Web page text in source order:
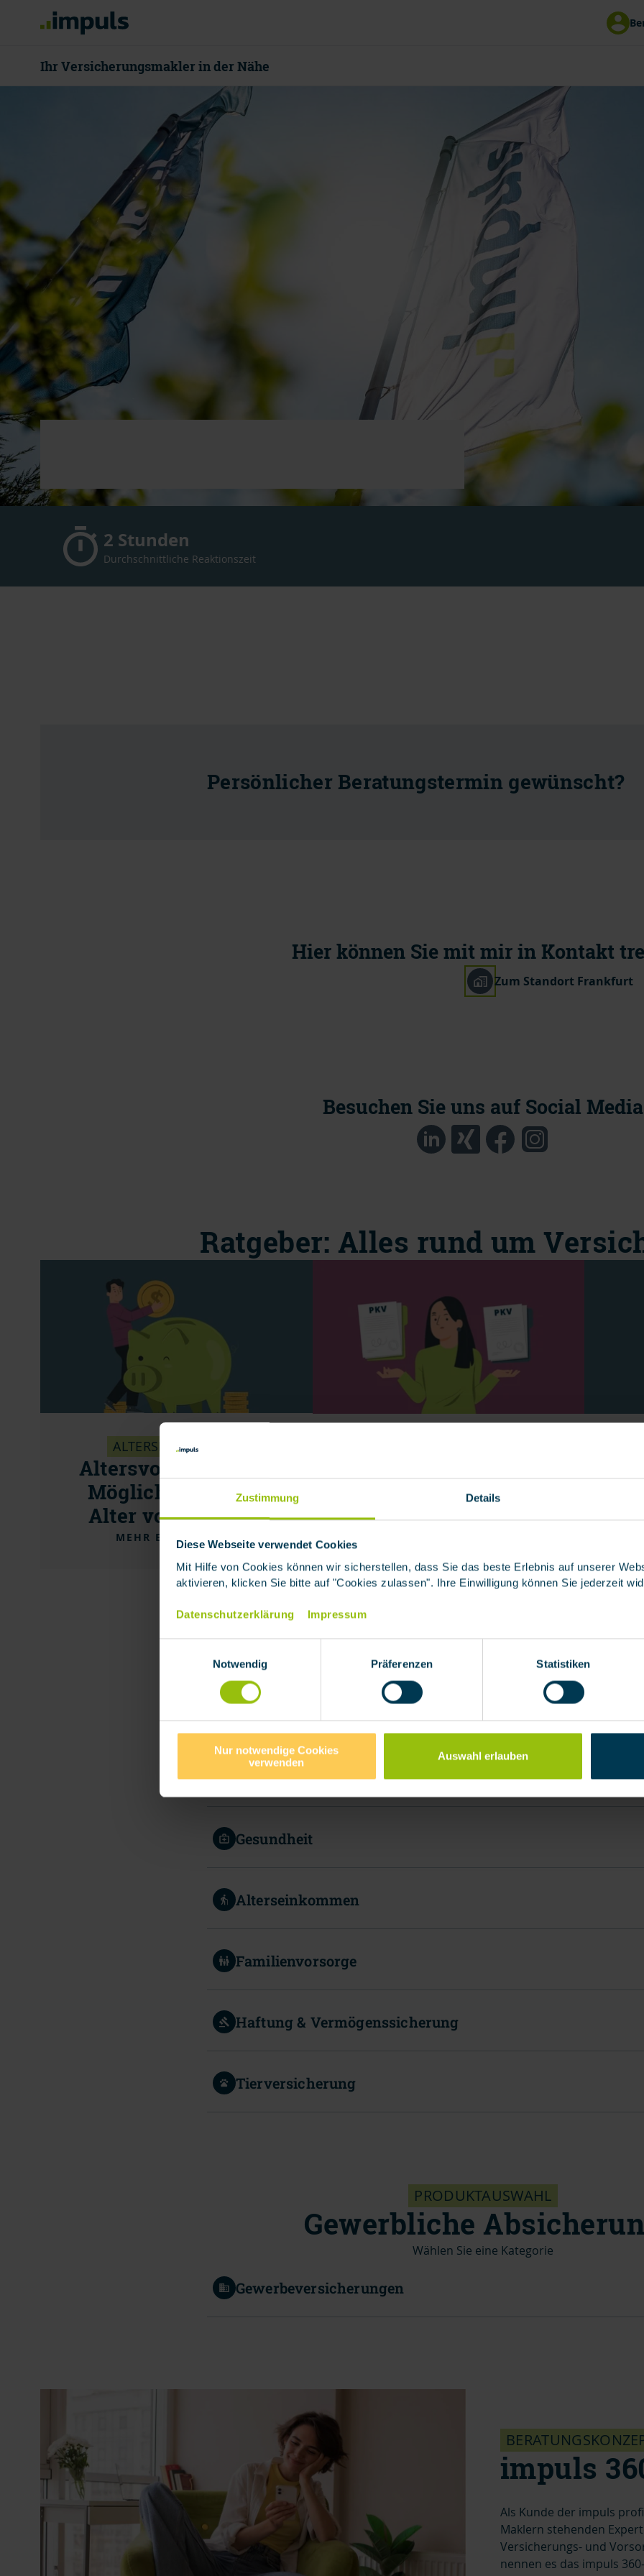
Zustimmung Details
Diese Webseite verwendet Cookies
Mit Hilfe von Cookies können wir sicherstellen, dass Sie das beste Erlebnis auf unserer
aktivieren, klicken Sie bitte auf "Cookies zulassen". Ihre Einwilligung können Sie jederzeit
Datenschutzerklärung Impressum
Notwendig
Präferenzen Statistiken
Nur notwendige Cookies
verwenden
Auswahl erlauben
Ihr Versicherungsmakler in der Nähe
Mitteilung an impuls
Beratung vereinbaren
Schaden melden
2 Stunden
Durchschnittliche Reaktionszeit
Persönlicher Beratungstermin gewünscht?
Hier können Sie mit mir in Kontakt
Zum Standort Frankfurt
Besuchen Sie uns auf Social Media
Ratgeber: Alles rund um
ALTERSEINKOMMEN
Altersvorsorge: Ihre
Möglichkeiten, im
Alter vorzusorgen
MEHR ERFAHREN
großen PKV-Vergleich
1 von 6
PRODUKTAUSWAHL
Private Absicherung
Arbeitskraft & Einkommen
Gesundheit
Alterseinkommen
Familienvorsorge
Haftung & Vermögenssicherung
Tierversicherung
PRODUKTAUSWAHL
Gewerbliche
Wählen Sie eine Kategorie
Gewerbeversicherungen
impuls
Als Kunde der impuls
Maklern stehenden
Versicherungs- und
nennen es das impuls